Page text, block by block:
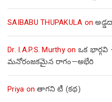
SAIBABU THUPAKULA on
Dr. I.A.P.S. Murthyon ఒక భార్గవి
మనోరంజకమైన రాగం—అభేరి
Priya onతాగని టీ (కథ)